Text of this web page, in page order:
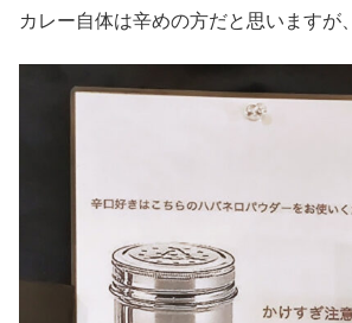
カレー自体は辛めの方だと思いますが、